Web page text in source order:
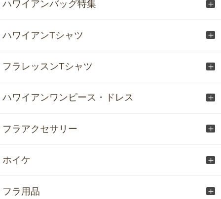
ハワイアンバッグ特集
ハワイアンTシャツ
フラレッスンTシャツ
ハワイアンワンピース・ドレス
フラアクセサリー
ホイケ
フラ用品